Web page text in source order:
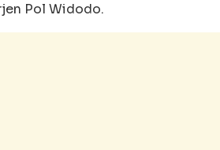
Pol Widodo.